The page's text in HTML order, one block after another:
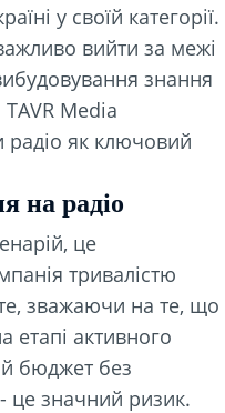
у своїй категорії.
вийти за межі
знання
Media
радіо як ключовий
на радіо
це
тривалістю
зважаючи на те, що
активного
бюджет без
це значний ризик.